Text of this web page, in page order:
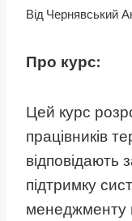
Від Чернявський
Про курс:
Цей курс
працівників
відповідають
підтримку
менеджменту